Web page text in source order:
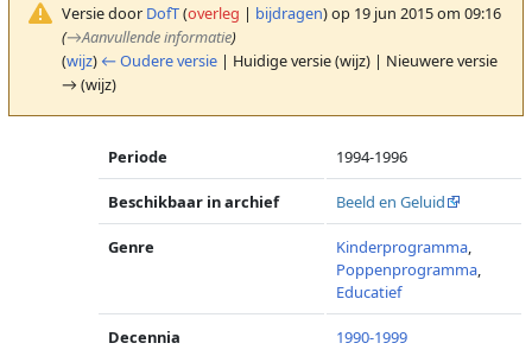
Versie door DofT(overleg | bijdragen)op 19 jun 2015 om 09:16
(→Aanvullende informatie)
(wijz) ← Oudere versie| Huidige versie (wijz) | Nieuwere versie
→ (wijz)
Periode 1994-1996
Beschikbaar in archief Beeld en Geluid
Genre Kinderprogramma,
Poppenprogramma,
Educatief
Decennia 1990-1999